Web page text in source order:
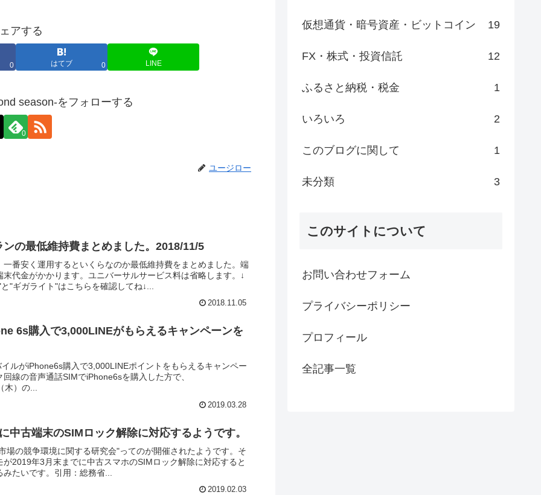
アする
0 はてブ 0 LINE
season-をフォローする
0
ユージロー
の最低維持費まとめました。2018/11/5
番安く運用するといくらなのか最低維持費をまとめました。端
代金がかかります。ユニバーサルサービス料は省略します。↓
"ギガライト"はこちらを確認してね↓...
2018.11.05
6s購入で3,000LINEがもらえるキャンペーンを
ルがiPhone6s購入で3,000LINEポイントをもらえるキャンペー
線の音声通話SIMでiPhone6sを購入した方で、
木）の...
2019.03.28
中古端末のSIMロック解除に対応するようです。
場の競争環境に関する研究会"ってのが開催されたようです。そ
2019年3月末までに中古スマホのSIMロック解除に対応すると
たいです。引用：総務省...
2019.02.03
仮想通貨・暗号資産・ビットコイン 19
FX・株式・投資信託 12
ふるさと納税・税金 1
いろいろ 2
このブログに関して 1
未分類 3
このサイトについて
お問い合わせフォーム
プライバシーポリシー
プロフィール
全記事一覧